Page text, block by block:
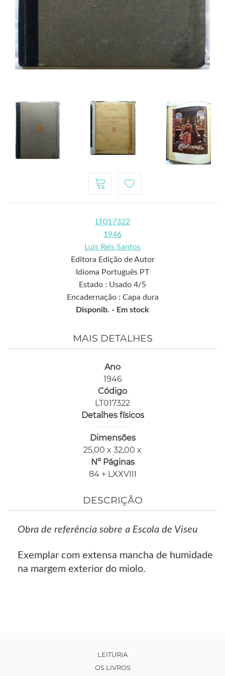
LT017322
1946
Luís Reis Santos
Editora Edição de Autor
Idioma Português PT
Estado : Usado 4/5
Encadernação : Capa dura
Disponib. - Em stock
MAIS DETALHES
Ano
1946
Código
LT017322
Detalhes físicos
Dimensões
25,00 x 32,00 x
Nº Páginas
84 + LXXVIII
DESCRIÇÃO
Obra de referência sobre a Escola de Viseu
Exemplar com extensa mancha de humidade
na margem exterior do miolo.
LEITURIA
OS LIVROS